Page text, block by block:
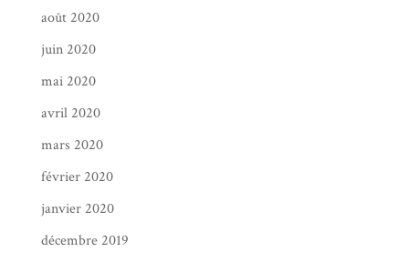
août 2020
juin 2020
mai 2020
avril 2020
mars 2020
février 2020
janvier 2020
décembre 2019